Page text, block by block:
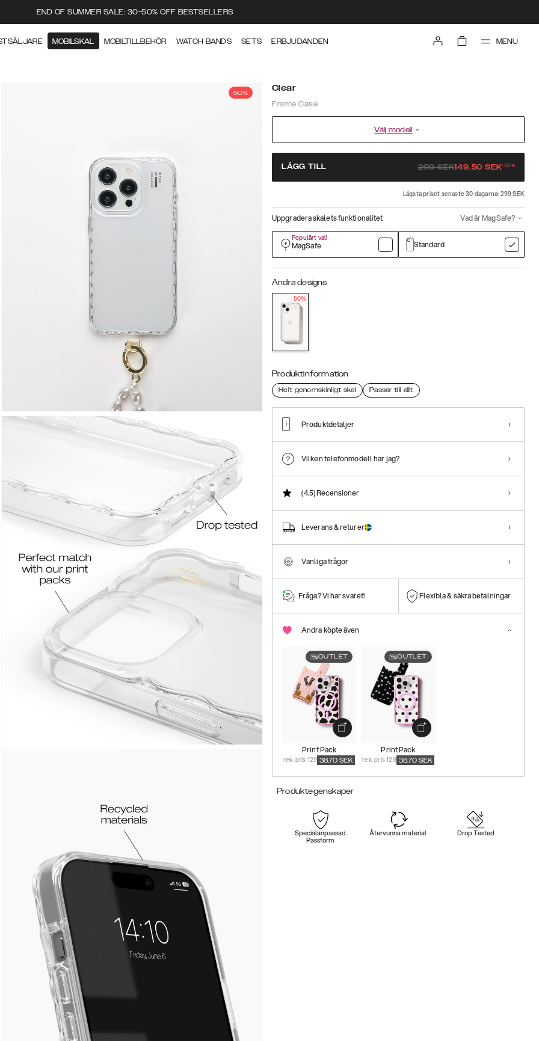
END OF SUMMER SALE: 30-50% OFF BESTSELLERS
MOBILSKAL MOBILTILLBEHÖR WATCH BANDS SETS ERBJUDANDEN MENU
50% Clear
Frame Case
Välj modell
LÄGG TILL 299SEK149.50 SEK-50%
Lägsta priset senaste 30 dagarna: 299 SEK
Uppgradera skalets funktionalitet Vad är MagSafe?
Populärt val!
MagSafe Standard
Andra designs
50%
Produktinformation
Helt genomskinligt skal Passar till allt
Produktdetaljer
Vilken telefonmodell har jag?
(4.5)Recensioner
Leverans & returer
Vanliga frågor
Fråga? Vi har svaret! Flexibla & säkra betalningar
Andra köpte även
OUTLET
Print Pack
rek. pris 129 38.70 SEK
OUTLET
Print Pack
rek. pris 129 38.70 SEK
Produktegenskaper
Specialanpassad
Passform
Återvunna material Drop Tested